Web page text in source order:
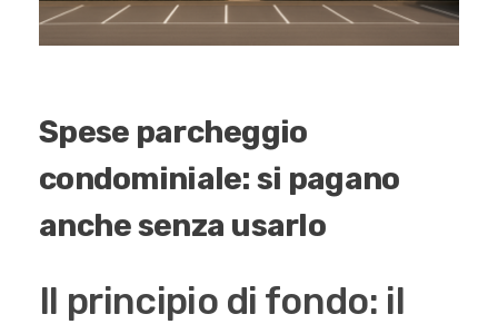
Spese parcheggio
condominiale: si pagano
anche senza usarlo
Il principio di fondo: il